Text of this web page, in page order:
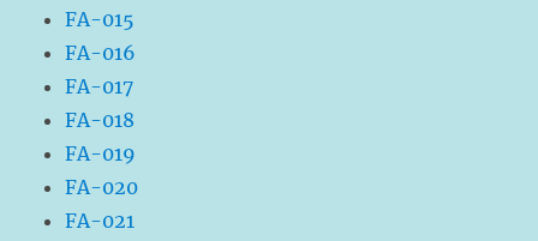
FA-015
FA-016
FA-017
FA-018
FA-019
FA-020
FA-021